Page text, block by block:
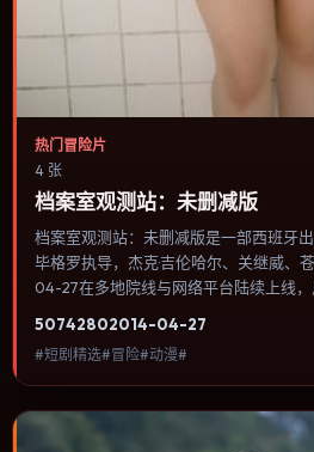
热门冒险片
4 张
档案室观测站：未删减版
档案室观测站：未删减版是一部西班牙
毕格罗执导，杰克·吉伦哈尔、关继威、
04-27在多地院线与网络平台陆续上线，
情节推进，节奏与视听语言统一，可作
择。
50742802014-04-27
#短剧精选#冒险#动漫#